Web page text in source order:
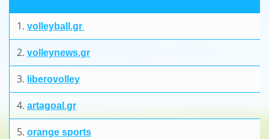
1. volleyball.gr
2. volleynews.gr
3. liberovolley
4. artagoal.gr
5. orange sports